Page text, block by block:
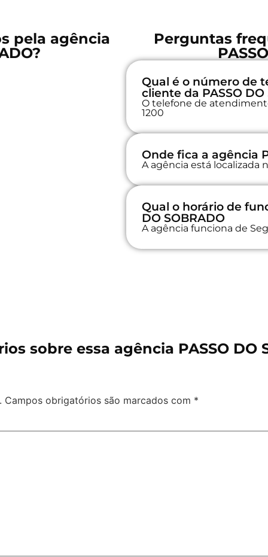
pela agência
Perguntas
Qual é o número de
cliente da PASSO DO
O telefone de
1200
Onde fica a agência
A agência está localizada
Qual o horário de
DO SOBRADO
A agência funciona de
sobre essa agência PASSO DO
Campos obrigatórios são marcados com *